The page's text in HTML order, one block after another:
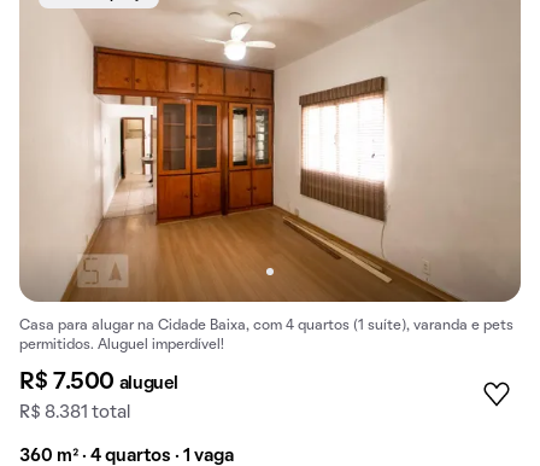
Casa para alugar na Cidade Baixa, com 4 quartos (1 suíte), varanda e pets
permitidos. Aluguel imperdível!
R$ 7.500 aluguel
R$ 8.381 total
360 m² · 4 quartos · 1 vaga